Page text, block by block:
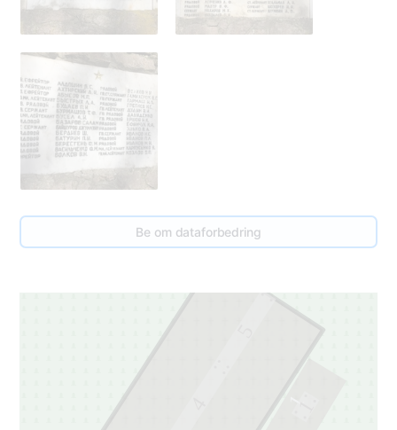
Be om dataforbedring